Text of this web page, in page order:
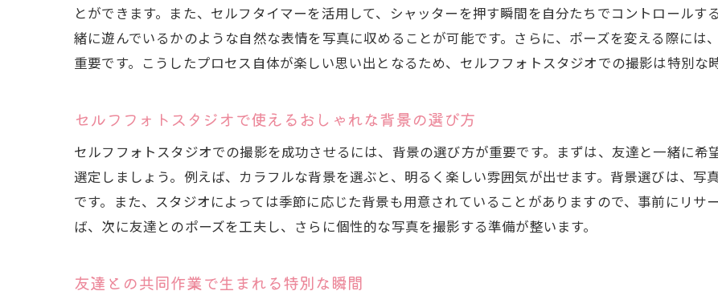
友情の瞬間を捉えるシャッタータイミング
セルフフォトスタジオでの視線誘導テクニック
思い出深い写真を残すための事前準備
セルフフォトスタジオ訪問の計画と準備
友達と一緒に楽しむための撮影プラン
セルフフォトスタジオでのスムーズな進行方法
撮影後のフォトレビューの楽しみ方
セルフフォトスタジオでの思い出の振り返り方法
とができます。また、セルフタイマーを活用して、シャッターを押す瞬間を自分たちでコントロールす
緒に遊んでいるかのような自然な表情を写真に収めることが可能です。さらに、ポーズを変える際には
重要です。こうしたプロセス自体が楽しい思い出となるため、セルフフォトスタジオでの撮影は特別な
セルフフォトスタジオで使えるおしゃれな背景の選び方
セルフフォトスタジオでの撮影を成功させるには、背景の選び方が重要です。まずは、友達と一緒に
選定しましょう。例えば、カラフルな背景を選ぶと、明るく楽しい雰囲気が出せます。背景選びは、写
です。また、スタジオによっては季節に応じた背景も用意されていることがありますので、事前にリサ
ば、次に友達とのポーズを工夫し、さらに個性的な写真を撮影する準備が整います。
友達との共同作業で生まれる特別な瞬間